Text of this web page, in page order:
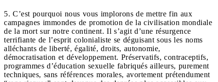
5. C’est pourquoi nous vous implorons de mettre fin aux
campagnes immondes de promotion de la civilisation mondiale
de la mort sur notre continent. Il s’agit d’une résurgence
terrifiante de l’esprit colonialiste se déguisant sous les noms
alléchants de liberté, égalité, droits, autonomie,
démocratisation et développement. Préservatifs, contraceptifs,
programmes d’éducation sexuelle fabriqués ailleurs, purement
techniques, sans références morales, avortement prétendument